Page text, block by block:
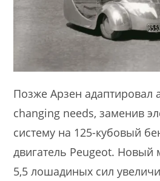
Позже Арзен адаптировал
changing needs, заменив
систему на 125-кубовый
двигатель Peugeot.
5,5 лошадиных сил